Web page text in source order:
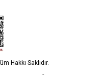
Hakkı Saklıdır.